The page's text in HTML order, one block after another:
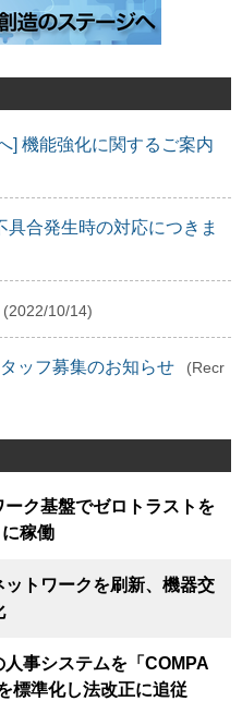
] 機能強化に関するご案内
合発生時の対応につきま
(2022/10/14)
ッフ募集のお知らせ
(Recr
ク基盤でゼロトラストを
稼働
トワークを刷新、機器交
事システムを「COMPA
標準化し法改正に追従